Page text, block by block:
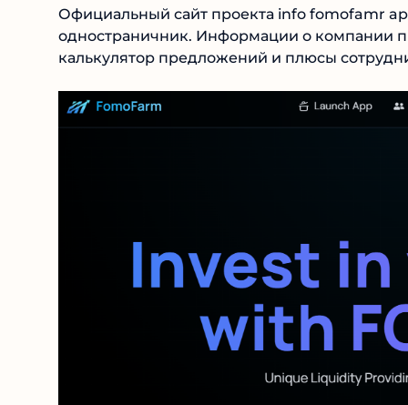
Официальный сайт проекта info fomofamr
одностраничник. Информации о компании
калькулятор предложений и плюсы